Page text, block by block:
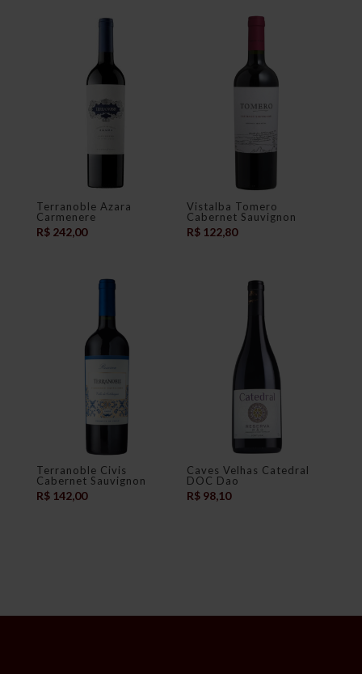
Terranoble Azara
Carmenere
R$242,00
Vistalba Tomero
Cabernet Sauvignon
R$ 122,80
Terranoble Civis
Cabernet Sauvignon
R$142,00
Caves Velhas Catedral
DOC Dao
R$ 98,10